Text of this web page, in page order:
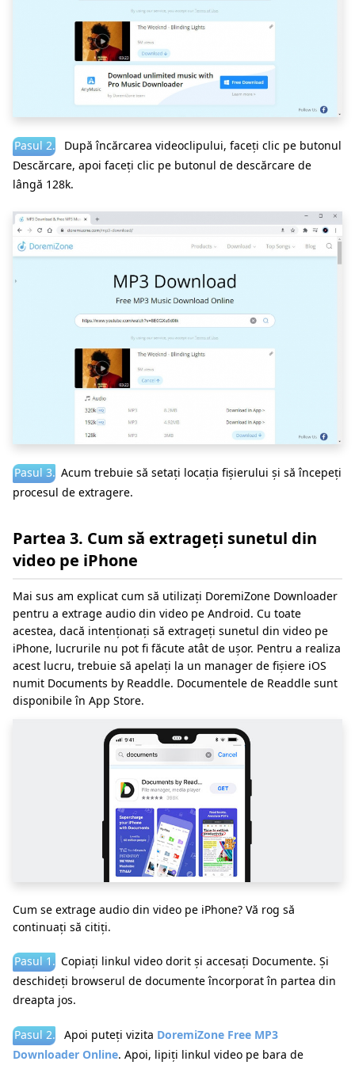
Pasul 2.
După încărcarea videoclipului, faceți clic pe butonul
Descărcare, apoi faceți clic pe butonul de descărcare de
lângă 128k.
Pasul 3. Acum trebuie să setați locația fișierului și să începeți
procesul de extragere.
Partea 3. Cum să extrageți sunetul din
video pe iPhone
Mai sus am explicat cum să utilizați DoremiZone Downloader
pentru a extrage audio din video pe Android. Cu toate
acestea, dacă intenționați să extrageți sunetul din video pe
iPhone, lucrurile nu pot fi făcute atât de ușor. Pentru a realiza
acest lucru, trebuie să apelați la un manager de fișiere iOS
numit Documents by Readdle. Documentele de Readdle sunt
disponibile în App Store.
Cum se extrage audio din video pe iPhone? Vă rog să
continuați să citiți.
Pasul 1. Copiați linkul video dorit și accesați Documente. Și
deschideți browserul de documente încorporat în partea din
dreapta jos.
Pasul 2. Apoi puteți vizita DoremiZone Free MP3
Downloader Online. Apoi, lipiți linkul video pe bara de